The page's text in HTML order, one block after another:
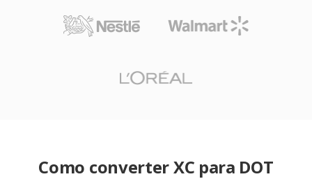
Como converter XC para DOT